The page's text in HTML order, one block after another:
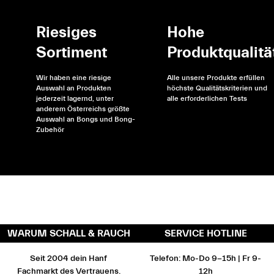
Riesiges
Sortiment
Wir haben eine riesige
Auswahl an Produkten
jederzeit lagernd, unter
anderem Österreichs größte
Auswahl an Bongs und Bong-
Zubehör
Hohe
Alle unsere Produkte erfüllen
höchste Qualitätskriterien und
alle erforderlichen Tests
WARUM SCHALL & RAUCH
Seit 2004 dein Hanf
Fachmarkt des Vertrauens.
SERVICE HOTLINE
Telefon: Mo-Do 9-15h | Fr 9-
12h